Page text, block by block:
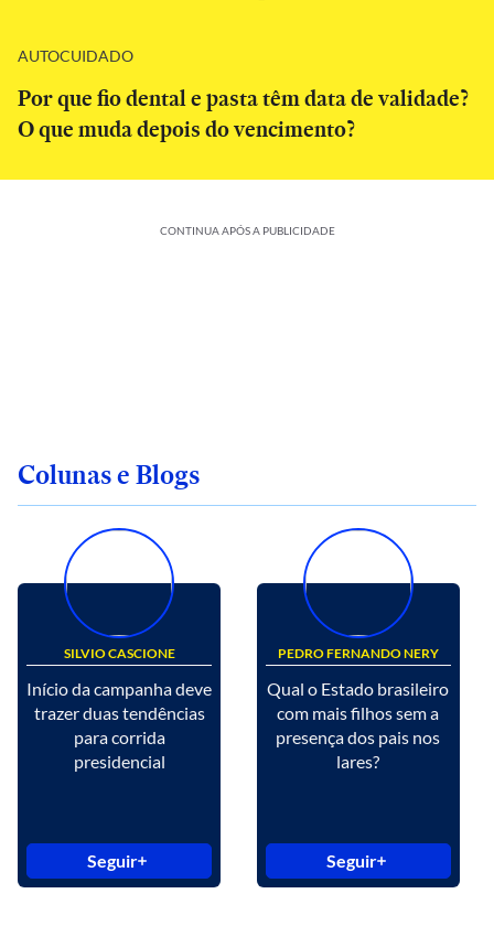
AUTOCUIDADO
Por que fio dental e pasta têm data de validade?
O que muda depois do vencimento?
CONTINUA APÓS A PUBLICIDADE
Colunas e Blogs
SILVIO CASCIONE
Início da campanha deve
trazer duas tendências
para corrida
presidencial
Seguir
PEDRO FERNANDO NERY
Qual o Estado brasileiro
com mais filhos sem a
presença dos pais nos
lares?
Seguir